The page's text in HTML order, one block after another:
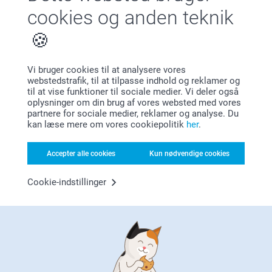
cookies og anden teknik
Vi bruger cookies til at analysere vores
webstedstrafik, til at tilpasse indhold og reklamer og
til at vise funktioner til sociale medier. Vi deler også
oplysninger om din brug af vores websted med vores
partnere for sociale medier, reklamer og analyse. Du
kan læse mere om vores cookiepolitik her.
Accepter alle cookies Kun nødvendige cookies
Cookie-indstillinger
De bedste hilsner
Zeinab @smartphoto
10:20
Hej Janni
du er tilfreds med dine kuvertklistermærker.
Vi ønsker dig en god dag!
Varme hilsner
Annette Jensen,
12.03.2024
Fin kvalitet.
Vis reaktioner
18.03.2024
08:49
Hej Annette
Mange tak fordi du har taget tid til at skrive en
Kuvertklistermærke.
Hav en fortsat god dag!
Anita Pedersen,
Fine og tydelige😀
Vis mere